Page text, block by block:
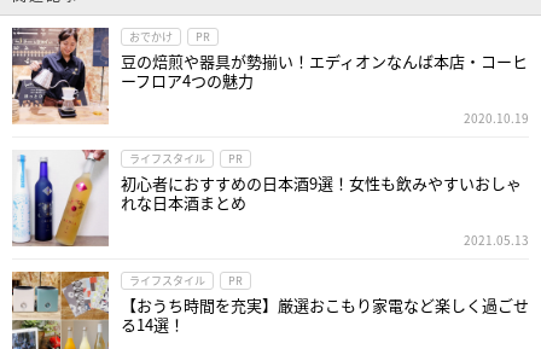
おでかけ PR
豆の焙煎や器具が勢揃い！エディオンなんば本店・コーヒ
ーフロア4つの魅力
2020.10.19
ライフスタイル PR
初心者におすすめの日本酒9選！女性も飲みやすいおしゃ
れな日本酒まとめ
2021.05.13
ライフスタイル PR
【おうち時間を充実】厳選おこもり家電など楽しく過ごせ
る14選！